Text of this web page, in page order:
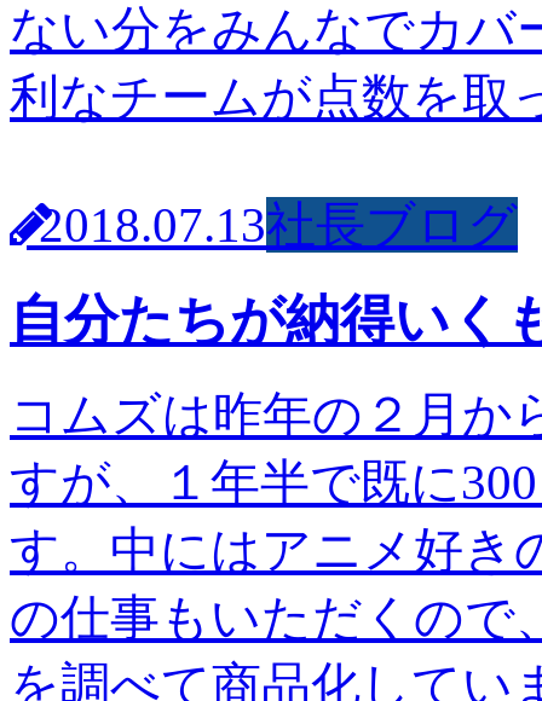
ない分をみんなでカバ
利なチームが点数を
2018.07.13社長ブログ
自分たちが納得いく
コムズは昨年の２月か
すが、１年半で既に
す。中にはアニメ好き
の仕事もいただくので
を調べて商品化してい